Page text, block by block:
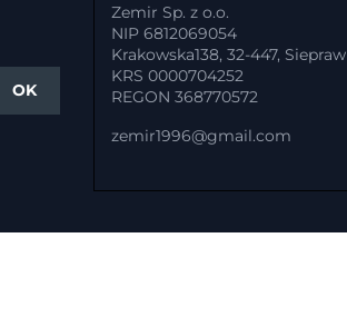
Zemir Sp. z o.o.
NIP 6812069054
Krakowska138, 32-447, Siepraw
KRS 0000704252
REGON 368770572
zemir1996@gmail.com